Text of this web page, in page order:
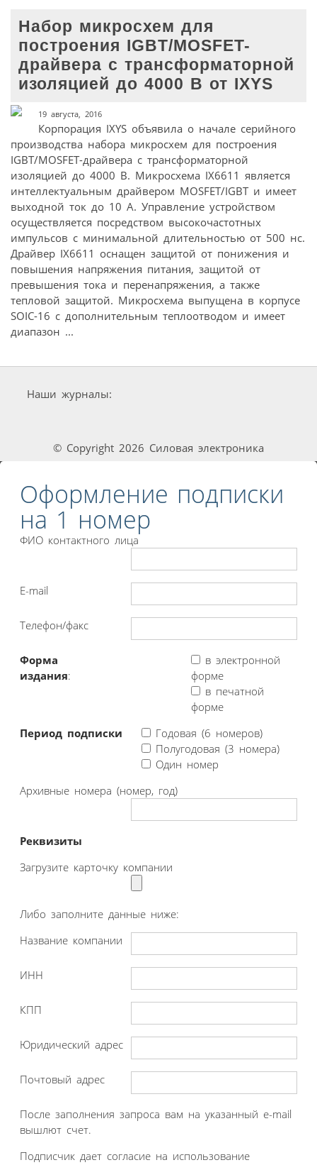
Набор микросхем для
построения IGBT/MOSFET-
драйвера с трансформаторной
изоляцией до 4000 В от IXYS
19 августа, 2016
Корпорация IXYS объявила о начале серийного
производства набора микросхем для построения
IGBT/MOSFET-драйвера с трансформаторной
изоляцией до 4000 В. Микросхема IX6611 является
интеллектуальным драйвером MOSFET/IGBT и имеет
выходной ток до 10 А. Управление устройством
осуществляется посредством высокочастотных
импульсов с минимальной длительностью от 500 нс.
Драйвер IX6611 оснащен защитой от понижения и
повышения напряжения питания, защитой от
превышения тока и перенапряжения, а также
тепловой защитой. Микросхема выпущена в корпусе
SOIC-16 с дополнительным теплоотводом и имеет
диапазон ...
Наши журналы:
© Copyright 2026 Силовая электроника
Оформление подписки
на 1 номер
ФИО контактного лица
E-mail
Телефон/факс
Форма
издания:
в электронной
форме
в печатной
форме
Период подписки
Годовая (6 номеров)
Полугодовая (3 номера)
Один номер
Архивные номера (номер, год)
Реквизиты
Загрузите карточку компании
Либо заполните данные ниже:
Название компании
ИНН
КПП
Юридический адрес
Почтовый адрес
После заполнения запроса вам на указанный e-mail
вышлют счет.
Подписчик дает согласие на использование